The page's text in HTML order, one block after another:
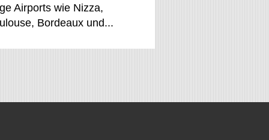
Airports wie Nizza,
Bordeaux und...